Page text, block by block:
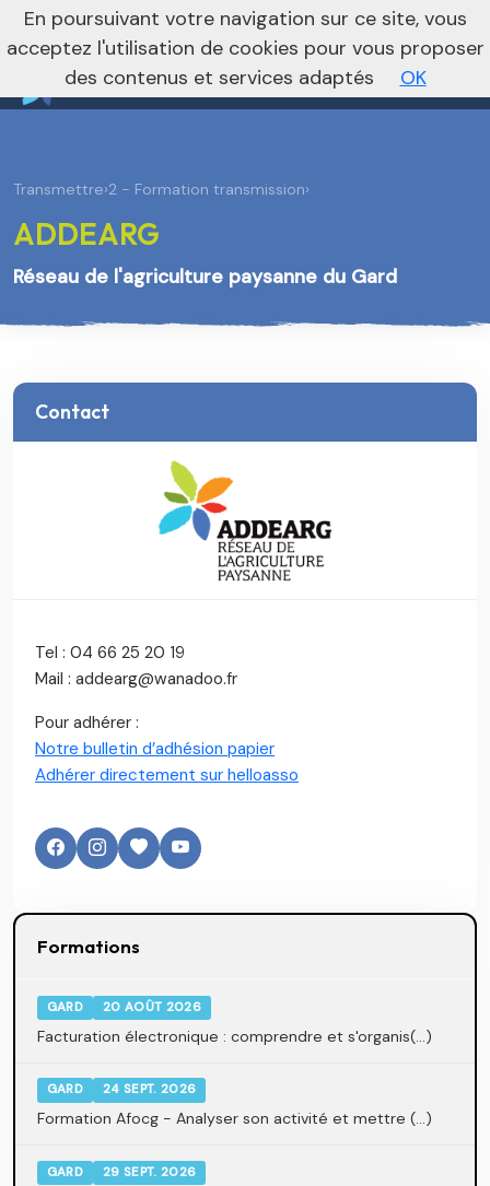
Vers le site national
nivo_2026: 1
Transmettre›2 - Formation transmission›
ADDEARG
Réseau de l'agriculture paysanne du Gard
Contact
Tel : 04 66 25 20 19
Mail : addearg@wanadoo.fr
Pour adhérer :
Notre bulletin d’adhésion papier
Adhérer directement sur helloasso
Formations
GARD 20 AOÛT 2026
Facturation électronique : comprendre et s'organis(...)
GARD 24 SEPT. 2026
Formation Afocg - Analyser son activité et mettre (...)
GARD 29 SEPT. 2026
En poursuivant votre navigation sur ce site, vous
acceptez l'utilisation de cookies pour vous proposer
des contenus et services adaptés
OK